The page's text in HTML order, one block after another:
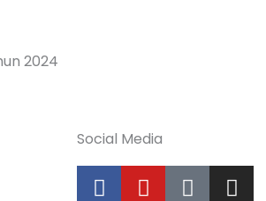
2024
Social Media
F Y T I